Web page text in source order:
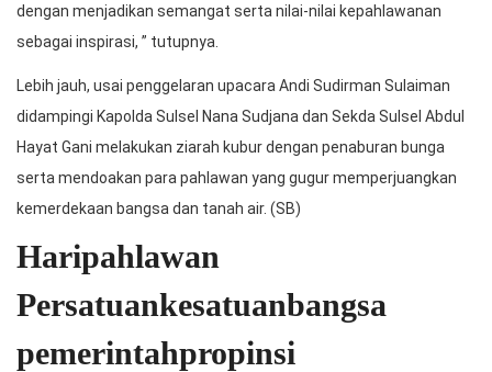
dengan menjadikan semangat serta nilai-nilai kepahlawanan
sebagai inspirasi, ” tutupnya.
Lebih jauh, usai penggelaran upacara Andi Sudirman Sulaiman
didampingi Kapolda Sulsel Nana Sudjana dan Sekda Sulsel Abdul
Hayat Gani melakukan ziarah kubur dengan penaburan bunga
serta mendoakan para pahlawan yang gugur memperjuangkan
kemerdekaan bangsa dan tanah air. (SB)
Haripahlawan
Persatuankesatuanbangsa
pemerintahpropinsi